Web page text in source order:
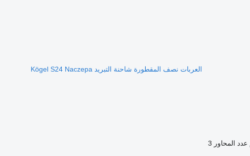
العربات نصف المقطورة شاحنة التبريد Kögel S24 Naczepa
عدد المحاور 3